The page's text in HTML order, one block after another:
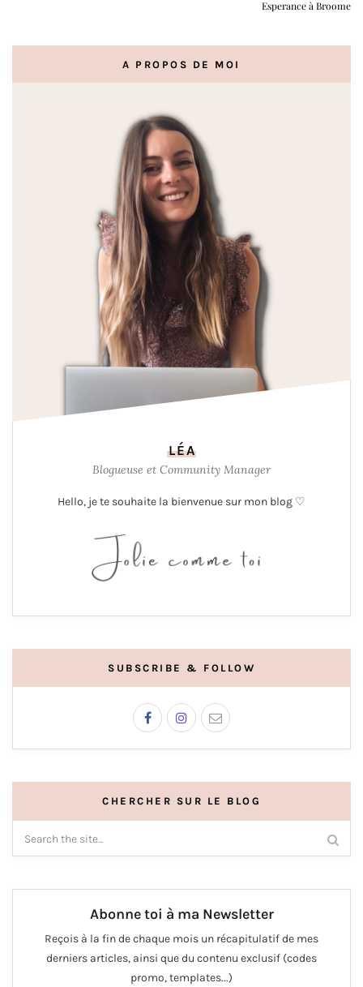
Esperance à Broome
A PROPOS DE MOI
LÉA
Blogueuse et Community Manager
Hello, je te souhaite la bienvenue sur mon blog ♡
SUBSCRIBE & FOLLOW
CHERCHER SUR LE BLOG
Abonne toi à ma Newsletter
Reçois à la fin de chaque mois un récapitulatif de mes
derniers articles, ainsi que du contenu exclusif (codes
promo, templates...)